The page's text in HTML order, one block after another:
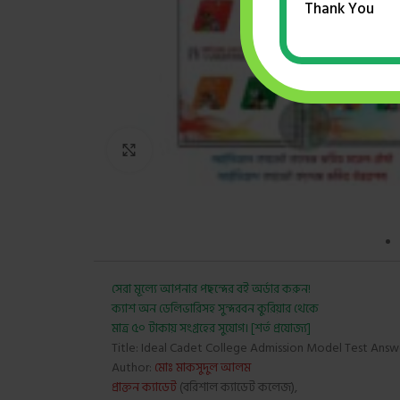
Click to enlarge
সেরা মূল্যে আপনার পছন্দের বই অর্ডার করুন!
ক্যাশ অন ডেলিভারিসহ সুন্দরবন কুরিয়ার থেকে
মাত্র ৫০ টাকায় সংগ্রহের সুযোগ। [শর্ত প্রযোজ্য]
Title: Ideal Cadet College Admission Model Test
Author: মোঃ মাকসুদুল আলম
প্রাক্তন ক্যাডেট(বরিশাল ক্যাডেট কলেজ),
Thank You